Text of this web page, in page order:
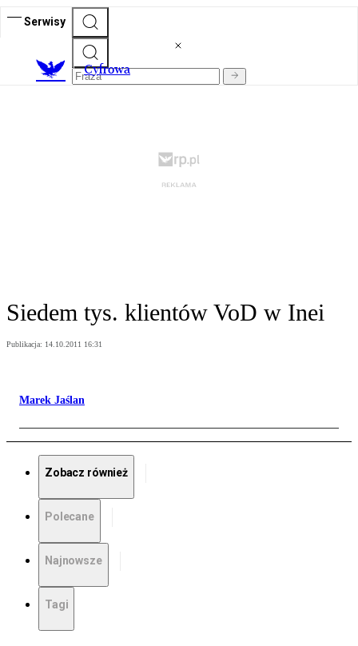
Serwisy
Cyfrowa
Siedem tys. klientów VoD w Inei
Publikacja: 14.10.2011 16:31
Marek Jaślan
Zobacz również
Polecane
Najnowsze
Tagi